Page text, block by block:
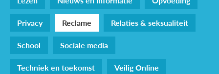
Privacy
Reclame
Relaties & seksualiteit
School
Sociale media
Techniek en toekomst
Veilig Online